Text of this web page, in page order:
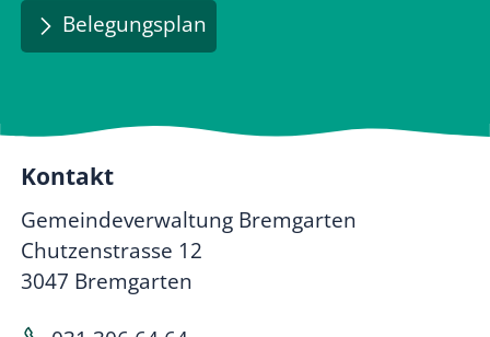
Belegungsplan
Kontakt
Gemeindeverwaltung Bremgarten
Chutzenstrasse 12
3047 Bremgarten